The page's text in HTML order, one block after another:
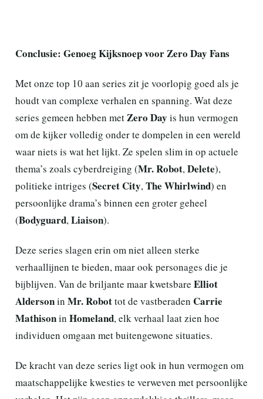
Conclusie: Genoeg Kijksnoep voor Zero Day Fans
Met onze top 10 aan series zit je voorlopig goed als je
houdt van complexe verhalen en spanning. Wat deze
series gemeen hebben metZero Day is hun vermogen
om de kijker volledig onder te dompelen in een wereld
waar niets is wat het lijkt. Ze spelen slim in op actuele
thema’s zoals cyberdreiging (Mr. Robot,Delete),
politieke intriges (Secret City,The Whirlwind) en
persoonlijke drama’s binnen een groter geheel
(Bodyguard,Liaison).
Deze series slagen erin om niet alleen sterke
verhaallijnen te bieden, maar ook personages die je
bijblijven. Van de briljante maar kwetsbare Elliot
Aldersonin Mr. Robottot de vastberaden Carrie
Mathisonin Homeland, elk verhaal laat zien hoe
individuen omgaan met buitengewone situaties.
De kracht van deze series ligt ook in hun vermogen om
maatschappelijke kwesties te verweven met persoonlijke